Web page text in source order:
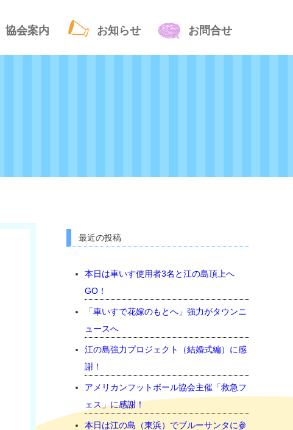
協会案内 お知らせ お問合せ
最近の投稿
本日は車いす使用者3名と江の島頂上へ
GO！
「車いすで花嫁のもとへ」強力がタウンニ
ュースへ
江の島強力プロジェクト（結婚式編）に感
謝！
アメリカンフットボール協会主催「救急フ
ェス」に感謝！
本日は江の島（東浜）でブルーサンタに参